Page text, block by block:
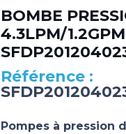
BOMBE
4.3LPM/
Pompes à pression